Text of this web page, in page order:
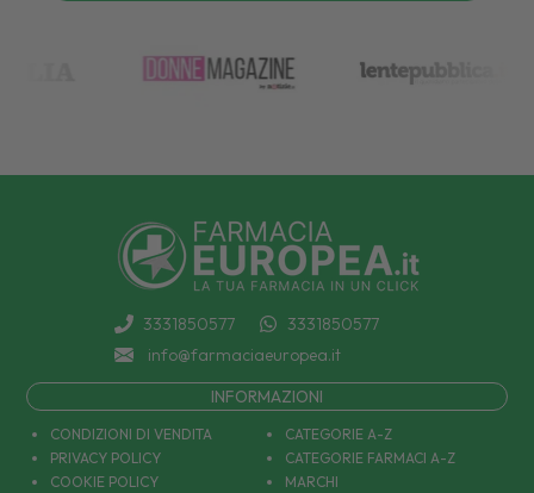
3331850577
3331850577
info@farmaciaeuropea.it
INFORMAZIONI
CONDIZIONI DI VENDITA
PRIVACY POLICY
COOKIE POLICY
CATEGORIE A-Z
CATEGORIE FARMACI A-Z
MARCHI